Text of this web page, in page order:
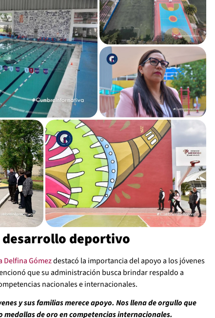
desarrollo deportivo
Delfina Gómezdestacó la importancia del apoyo a los jóvenes
que su administración busca brindar respaldo a
nacionales e internacionales.
y sus familias merece apoyo. Nos llena de orgullo que
de oro en competencias internacionales.